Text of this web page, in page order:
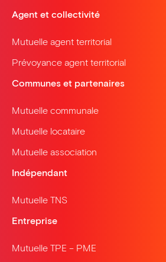
Agent et collectivité
Mutuelle agent territorial
Prévoyance agent territorial
Communes et partenaires
Mutuelle communale
Mutuelle locataire
Mutuelle association
Indépendant
Mutuelle TNS
Entreprise
Mutuelle TPE – PME